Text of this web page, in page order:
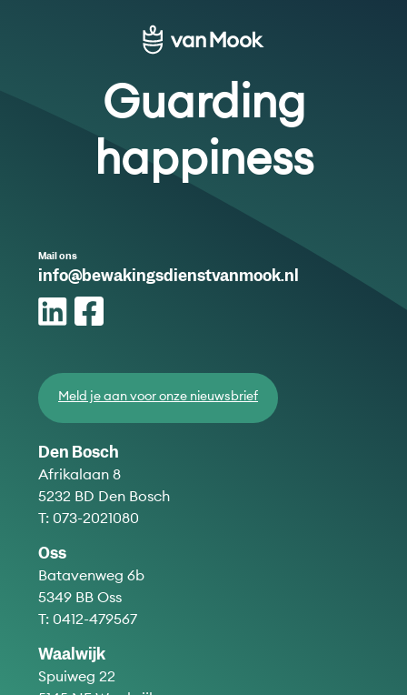
Guarding
happiness
Mail ons
info@bewakingsdienstvanmook.nl
Meld je aan voor onze nieuwsbrief
Den Bosch
Afrikalaan 8
5232 BD Den Bosch
T: 073-2021080
Oss
Batavenweg 6b
5349 BB Oss
T: 0412-479567
Waalwijk
Spuiweg 22